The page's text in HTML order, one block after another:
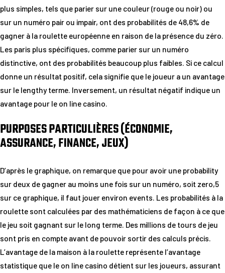
plus simples, tels que parier sur une couleur (rouge ou noir) ou
sur un numéro pair ou impair, ont des probabilités de 48,6% de
gagner à la roulette européenne en raison de la présence du zéro.
Les paris plus spécifiques, comme parier sur un numéro
distinctive, ont des probabilités beaucoup plus faibles. Si ce calcul
donne un résultat positif, cela signifie que le joueur a un avantage
sur le lengthy terme. Inversement, un résultat négatif indique un
avantage pour le on line casino.
PURPOSES PARTICULIÈRES (ÉCONOMIE,
ASSURANCE, FINANCE, JEUX)
D’après le graphique, on remarque que pour avoir une probability
sur deux de gagner au moins une fois sur un numéro, soit zero,5
sur ce graphique, il faut jouer environ events. Les probabilités à la
roulette sont calculées par des mathématiciens de façon à ce que
le jeu soit gagnant sur le long terme. Des millions de tours de jeu
sont pris en compte avant de pouvoir sortir des calculs précis.
L’avantage de la maison à la roulette représente l’avantage
statistique que le on line casino détient sur les joueurs, assurant